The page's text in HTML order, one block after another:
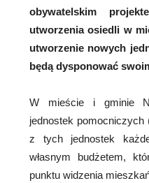
obywatelskim
utworzenia osiedli w
utworzenie nowych
będą dysponować
W mieście i gminie
jednostek pomocniczych
z tych jednostek
własnym budżetem,
punktu widzenia